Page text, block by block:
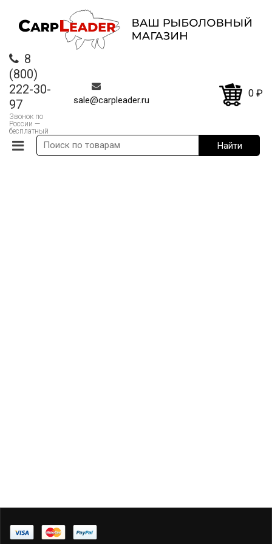
8
(800)
222-30-
97
Звонок по
России —
бесплатный
sale@carpleader.ru
0 ₽